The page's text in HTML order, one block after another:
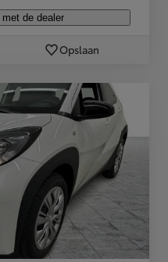
de dealer
Opslaan